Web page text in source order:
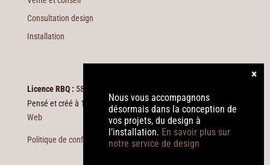
Consultation design
Installation
Licence RBQ : 5824-5044-01
Pensé et créé à 100% dans les Laurentides parLa Petite Boite
Web
Politique de confidentialité
Nous vous accompagnons
désormais dans la conception de
vos projets, du design à
l’installation. En savoir plus sur
notre service de design